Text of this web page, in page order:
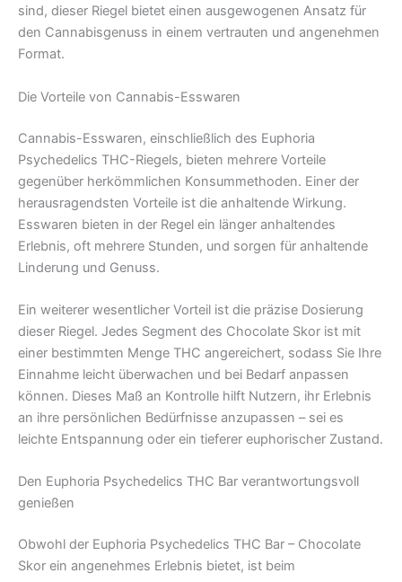
sind, dieser Riegel bietet einen ausgewogenen Ansatz für
den Cannabisgenuss in einem vertrauten und angenehmen
Format.
Die Vorteile von Cannabis-Esswaren
Cannabis-Esswaren, einschließlich des Euphoria
Psychedelics THC-Riegels, bieten mehrere Vorteile
gegenüber herkömmlichen Konsummethoden. Einer der
herausragendsten Vorteile ist die anhaltende Wirkung.
Esswaren bieten in der Regel ein länger anhaltendes
Erlebnis, oft mehrere Stunden, und sorgen für anhaltende
Linderung und Genuss.
Ein weiterer wesentlicher Vorteil ist die präzise Dosierung
dieser Riegel. Jedes Segment des Chocolate Skor ist mit
einer bestimmten Menge THC angereichert, sodass Sie Ihre
Einnahme leicht überwachen und bei Bedarf anpassen
können. Dieses Maß an Kontrolle hilft Nutzern, ihr Erlebnis
an ihre persönlichen Bedürfnisse anzupassen – sei es
leichte Entspannung oder ein tieferer euphorischer Zustand.
Den Euphoria Psychedelics THC Bar verantwortungsvoll
genießen
Obwohl der Euphoria Psychedelics THC Bar – Chocolate
Skor ein angenehmes Erlebnis bietet, ist beim